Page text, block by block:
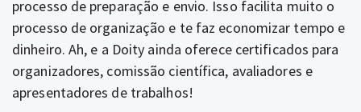
processo de preparação e envio. Isso facilita muito o
processo de organização e te faz economizar tempo e
dinheiro. Ah, e a Doity ainda oferece certificados para
organizadores, comissão científica, avaliadores e
apresentadores de trabalhos!